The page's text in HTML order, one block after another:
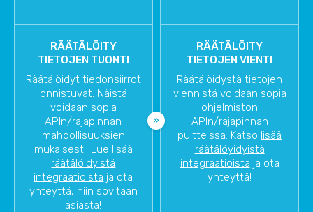
RÄÄTÄLÖITY
TIETOJEN TUONTI
Räätälöidyt tiedonsiirrot
onnistuvat. Näistä
voidaan sopia
APIn/rajapinnan
mahdollisuuksien
mukaisesti. Lue lisää
räätälöidyistä
integraatioista ja ota
yhteyttä, niin sovitaan
asiasta!
RÄÄTÄLÖITY
TIETOJEN VIENTI
Räätälöidystä tietojen
viennistä voidaan sopia
ohjelmiston
APIn/rajapinnan
puitteissa. Katso lisää
räätälöyidyistä
integraatioista ja ota
yhteyttä!